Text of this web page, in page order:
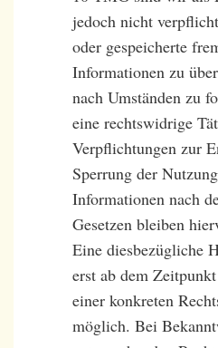
jedoch nicht
oder gespeicherte
Informationen zu
nach Umständen zu
eine rechtswidrige
Verpflichtungen zur
Sperrung der
Informationen nach
Gesetzen bleiben
Eine diesbezügliche
erst ab dem
einer konkreten
möglich. Bei